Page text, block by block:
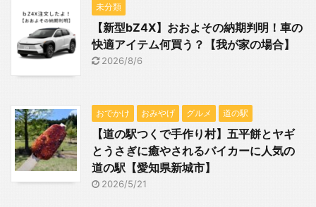
未分類
【新型bZ4X】おおよその納期判明！車の
快適アイテム何買う？【我が家の場合】
2026/8/6
おでかけ おみやげ グルメ 道の駅
【道の駅つくで手作り村】五平餅とヤギ
とうさぎに癒やされるバイカーに人気の
道の駅【愛知県新城市】
2026/5/21